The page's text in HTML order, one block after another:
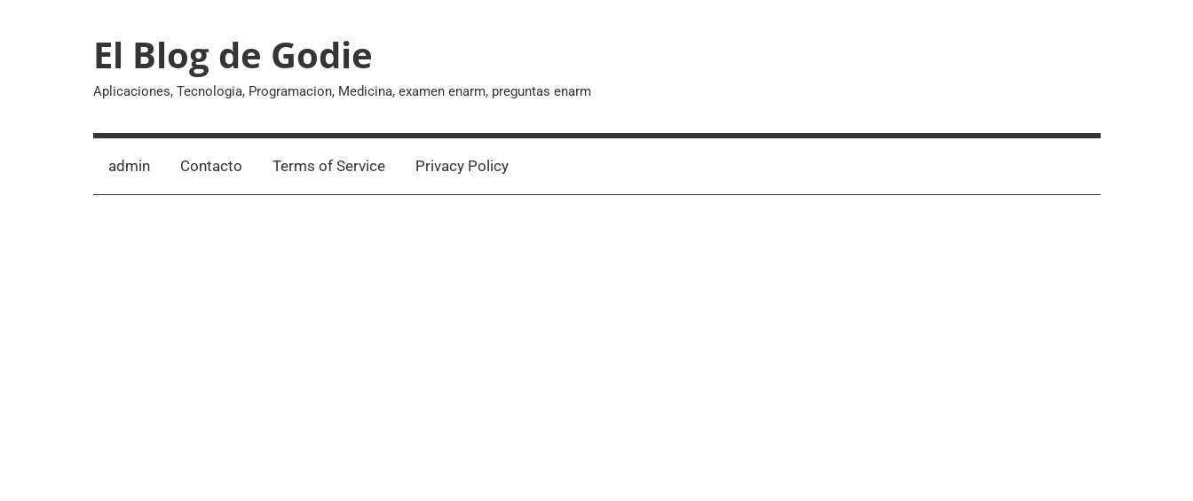
El Blog de Godie
Aplicaciones, Tecnologia, Programacion, Medicina, examen enarm, preguntas enarm
admin Contacto Terms of Service Privacy Policy